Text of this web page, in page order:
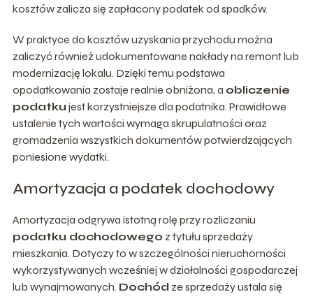
kosztów zalicza się zapłacony podatek od spadków.
W praktyce do kosztów uzyskania przychodu można
zaliczyć również udokumentowane nakłady na remont lub
modernizację lokalu. Dzięki temu podstawa
opodatkowania zostaje realnie obniżona, a obliczenie
podatku jest korzystniejsze dla podatnika. Prawidłowe
ustalenie tych wartości wymaga skrupulatności oraz
gromadzenia wszystkich dokumentów potwierdzających
poniesione wydatki.
Amortyzacja a podatek dochodowy
Amortyzacja odgrywa istotną rolę przy rozliczaniu
podatku dochodowego z tytułu sprzedaży
mieszkania. Dotyczy to w szczególności nieruchomości
wykorzystywanych wcześniej w działalności gospodarczej
lub wynajmowanych. Dochód ze sprzedaży ustala się